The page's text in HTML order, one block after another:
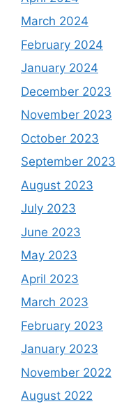
March 2024
February 2024
January 2024
December 2023
November 2023
October 2023
September 2023
August 2023
July 2023
June 2023
May 2023
April 2023
March 2023
February 2023
January 2023
November 2022
August 2022